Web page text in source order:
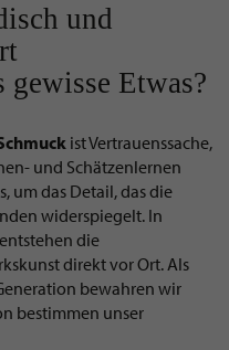
und
gewisse Etwas?
ist Vertrauenssache,
und Schätzenlernen
um das Detail, das die
widerspiegelt. In
entstehen die
direkt vor Ort. Als
bewahren wir
bestimmen unser